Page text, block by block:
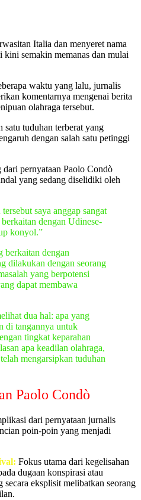
Italia dan menyeret nama
semakin memanas dan mulai
waktu yang lalu, jurnalis
komentarnya mengenai berita
olahraga tersebut.
satu tuduhan terberat yang
dengan salah satu petinggi
pernyataan Paolo Condò
yang sedang diselidiki oleh
saya anggap sangat
dengan Udinese-
konyol.”
berkaitan dengan
dilakukan dengan seorang
yang berpotensi
dapat membawa
dua hal: apa yang
di tangannya untuk
tingkat keparahan
apa keadilan olahraga,
mengarsipkan tuduhan
Paolo Condò
dari pernyataan jurnalis
poin-poin yang menjadi
Fokus utama dari kegelisahan
dugaan konspirasi atau
secara eksplisit melibatkan seorang